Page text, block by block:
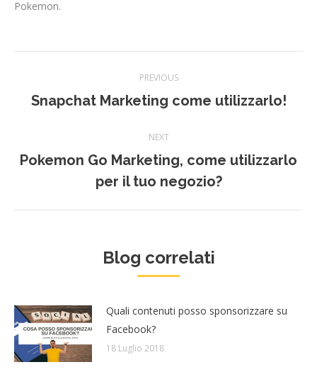
Pokemon.
navigation
PREVIOUS
Previous
Snapchat Marketing come utilizzarlo!
NEXT
Next
post:
Pokemon Go Marketing, come utilizzarlo
per il tuo negozio?
Blog correlati
Quali contenuti posso sponsorizzare su
Facebook?
18 Luglio 2018